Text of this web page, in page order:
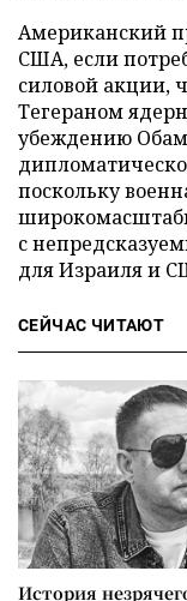
Американский
США, если
силовой акции,
Тегераном
убеждению
поскольку
с
для Израиля и
СЕЙЧАС ЧИТАЮТ
История